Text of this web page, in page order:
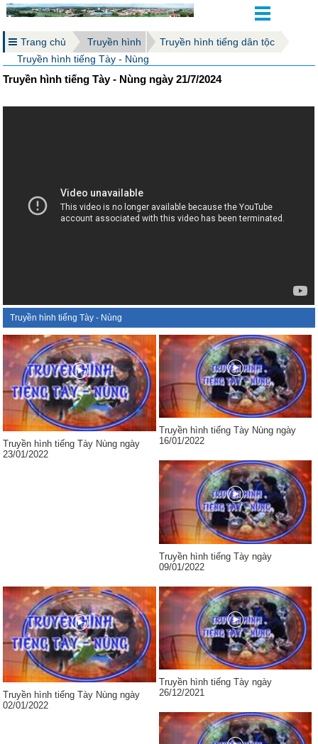
Trang chủ Truyền hình
Truyền hình tiếng dân tộc
Truyền hình tiếng Tày - Nùng
Truyền hình tiếng Tày - Nùng ngày 21/7/2024
Truyền hình tiếng Tày - Nùng
Truyền hình tiếng Tày Nùng ngày
23/01/2022
Truyền hình tiếng Tày Nùng ngày
16/01/2022
Truyền hình tiếng Tày ngày
09/01/2022
Truyền hình tiếng Tày Nùng ngày
02/01/2022
Truyền hình tiếng Tày ngày
26/12/2021